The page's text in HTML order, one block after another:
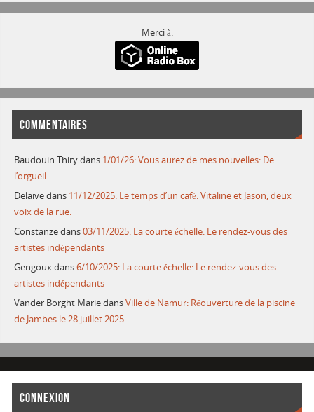
Merci à:
COMMENTAIRES
Baudouin Thirydans 1/01/26: Vous aurez de mes nouvelles: De
l’orgueil
Delaivedans 11/12/2025: Le temps d’un café: Vitaline et Jason, deux
voix de la rue.
Constanzedans03/11/2025: La courte échelle: Le rendez-vous des
artistes indépendants
Gengouxdans6/10/2025: La courte échelle: Le rendez-vous des
artistes indépendants
Vander Borght MariedansVille de Namur: Réouverture de la piscine
de Jambes le 28 juillet 2025
CONNEXION